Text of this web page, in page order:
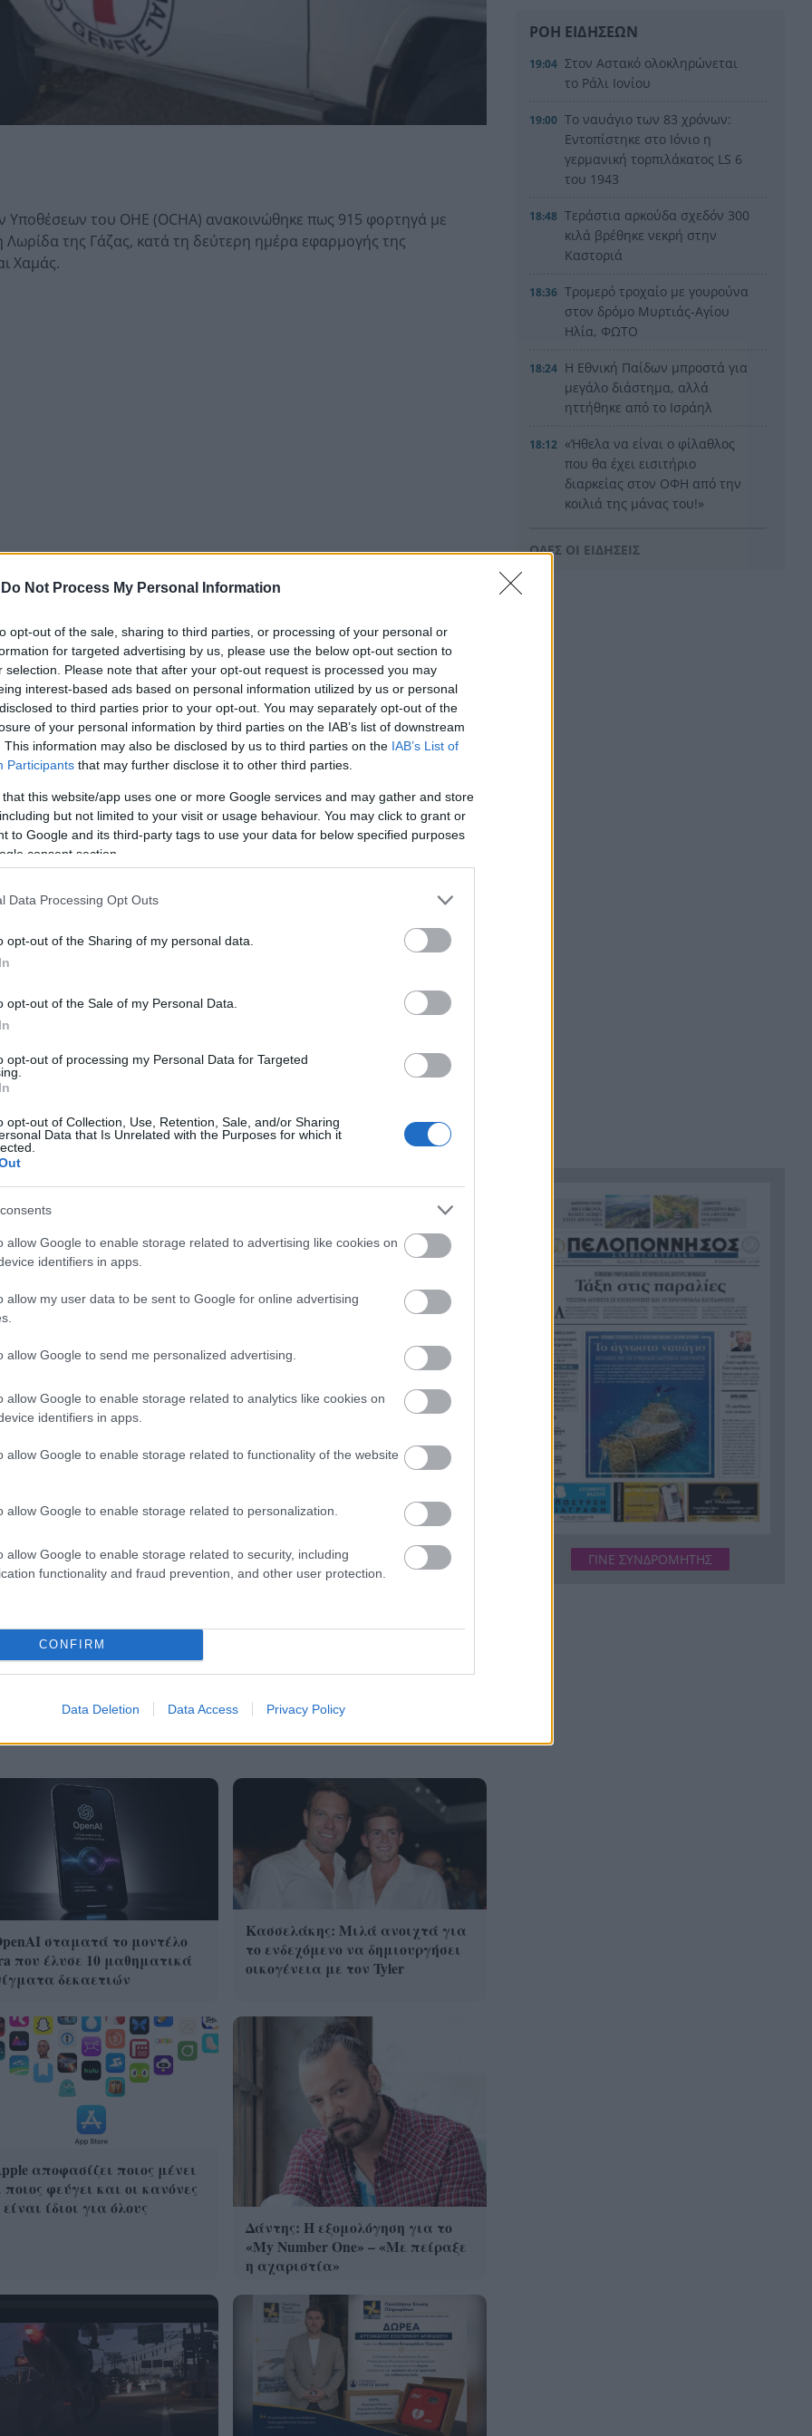
Do Not Process My Personal Information
opt-out of the sale, sharing to third parties, or processing of your personal or
for targeted advertising by us, please use the below opt-out section to
selection. Please note that after your opt-out request is processed you may
interest-based ads based on personal information utilized by us or personal
to third parties prior to your opt-out. You may separately opt-out of the
of your personal information by third parties on the IAB’s list of downstream
This information may also be disclosed by us to third parties on the IAB’s List of
Participants that may further disclose it to other third parties.
that this website/app uses one or more Google services and may gather and store
but not limited to your visit or usage behaviour. You may click to grant or
to Google and its third-party tags to use your data for below specified purposes
consent section.
Data Processing Opt Outs
opt-out of the Sharing of my personal data.
opt-out of the Sale of my Personal Data.
opt-out of processing my Personal Data for Targeted
opt-out of Collection, Use, Retention, Sale, and/or Sharing
Data that Is Unrelated with the Purposes for which it
allow Google to enable storage related to advertising like cookies on
identifiers in apps.
allow my user data to be sent to Google for online advertising
allow Google to send me personalized advertising.
allow Google to enable storage related to analytics like cookies on
identifiers in apps.
allow Google to enable storage related to functionality of the website
allow Google to enable storage related to personalization.
allow Google to enable storage related to security, including
functionality and fraud prevention, and other user protection.
CONFIRM
Data Deletion Data Access Privacy Policy
Υποθέσεων του ΟΗΕ (OCHA) ανακοινώθηκε πως 915 φορτηγά με
της Γάζας, κατά τη δεύτερη ημέρα εφαρμογής της
Χαμάς.
έλαβε από τις ισραηλινές αρχές και τις εγγυήτριες χώρες
μετά την παράσυρση ΙΧ ο Προαστιακός διέρχεται με
«Π» από παραλίγο «θύματα»
επαναφέρει την παραγωγή αλκοόλ στην Πάτρα
καλείται να δώσει η Άννα Μισέλ Ασημακοπούλου και άλλα
η Volotea – Συνδέσεις με Ιταλία, Γαλλία και Κύπρο
που θα δοθούν στην κυκλοφορία
μετρό και προκάλεσαν φθορές
του 2025
pelop.gr σε ανοιχτή γραμμή με τον Πολίτη
παράπονα, καταγγελίες ή ιδέες για τη γειτονιά σου.
τις
σταματά το μοντέλο
που έλυσε 10 μαθηματικά
δεκαετιών
Κασσελάκης: Μιλά ανοιχτά για
το ενδεχόμενο να δημιουργήσει
οικογένεια με τον Tyler
αποφασίζει ποιος μένει
ποιος φεύγει και οι κανόνες
ίδιοι για όλους
Δάντης: Η εξομολόγηση για το
«My Number One» – «Με πείραξε
η αχαριστία»
ΡΟΗ ΕΙΔΗΣΕΩΝ
19:04 Στον Αστακό ολοκληρώνεται
το Ράλι Ιονίου
19:00 Το ναυάγιο των 83 χρόνων:
Εντοπίστηκε στο Ιόνιο η
γερμανική τορπιλάκατος LS 6
του 1943
18:48 Τεράστια αρκούδα σχεδόν 300
κιλά βρέθηκε νεκρή στην
Καστοριά
18:36 Τρομερό τροχαίο με γουρούνα
στον δρόμο Μυρτιάς-Αγίου
Ηλία, ΦΩΤΟ
18:24 Η Εθνική Παίδων μπροστά για
μεγάλο διάστημα, αλλά
ηττήθηκε από το Ισράηλ
18:12 «Ήθελα να είναι ο φίλαθλος
που θα έχει εισιτήριο
διαρκείας στον ΟΦΗ από την
κοιλιά της μάνας του!»
στο Κιλκίς
Έως τον Οκτώβριο η έξαρση
των κρουσμάτων για τον ιό
του Δυτικού Νείλου
Χωροταξικό για τον Τουρισμό:
Νέοι όροι για ξενοδοχεία,
βραχυχρόνιες μισθώσεις και
προστατευόμενες περιοχές
Κάνναβη, skunk, 90.000 ευρώ
και τρεις συλλήψεις στην
Αττική, ΒΙΝΤΕΟ
16:24
«Ιδιαίτερα δυσμενείς
πυρομετεωρολογικές συνθήκες
αναμένονται το επόμενο
48ωρο», κόκκινος συναγερμός
«Φοβόμουν ότι θα πεθάνω»:
ΟΛΕΣ ΟΙ ΕΙΔΗΣΕΙΣ
ΓΙΝΕ ΣΥΝΔΡΟΜΗΤΗΣ